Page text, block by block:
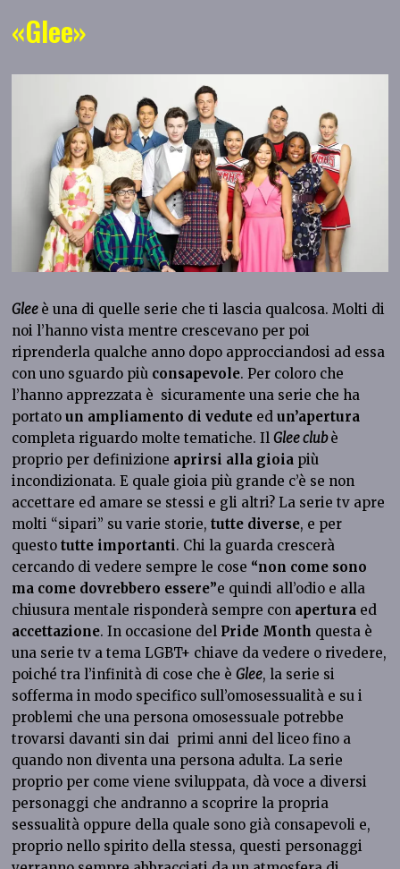
«Glee»
Glee è una di quelle serie che ti lascia qualcosa. Molti di
noi l’hanno vista mentre crescevano per poi
riprenderla qualche anno dopo approcciandosi ad essa
con uno sguardo più consapevole. Per coloro che
l’hanno apprezzata è sicuramente una serie che ha
portatoun ampliamento di vedute edun’apertura
completa riguardo molte tematiche. IlGlee clubè
proprio per definizione aprirsi alla gioia più
incondizionata. E quale gioia più grande c’è se non
accettare ed amare se stessi e gli altri? La serie tv apre
molti “sipari” su varie storie,tutte diverse, e per
questotutte importanti. Chi la guarda crescerà
cercando di vedere sempre le cose “non come sono
ma come dovrebbero essere”e quindi all’odio e alla
chiusura mentale risponderà sempre con apertura ed
accettazione. In occasione del Pride Month questa è
una serie tv a tema LGBT+ chiave da vedere o rivedere,
poiché tra l’infinità di cose che èGlee, la serie si
sofferma in modo specifico sull’omosessualità e su i
problemi che una persona omosessuale potrebbe
trovarsi davanti sin dai primi anni del liceo fino a
quando non diventa una persona adulta. La serie
proprio per come viene sviluppata, dà voce a diversi
personaggi che andranno a scoprire la propria
sessualità oppure della quale sono già consapevoli e,
proprio nello spirito della stessa, questi personaggi